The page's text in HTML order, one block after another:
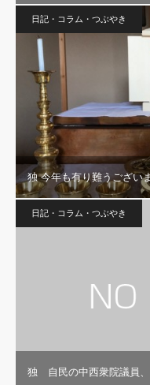
日記・コラム・つぶやき
独 今年も有り難うござい
日記・コラム・つぶやき
独 自民の中西衆院議員、